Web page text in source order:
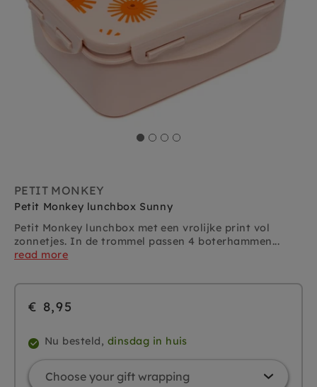
PETIT MONKEY
Petit Monkey lunchbox Sunny
Petit Monkey lunchbox met een vrolijke print vol
zonnetjes. In detrommel passen 4 boterhammen...
read more
€ 8,95
Nu besteld, dinsdag in huis